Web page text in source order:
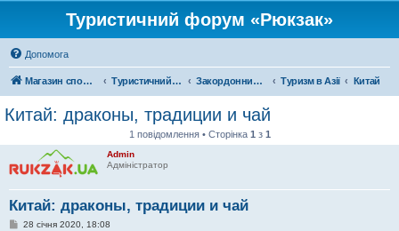
Туристичний форум «Рюкзак»
Допомога
Магазин спорядження Туристичний форум «Рюкзак» Закордонний туризм Туризм в Азії Китай
Китай: драконы, традиции и чай
1 повідомлення • Сторінка 1 з 1
Admin
Адміністратор
Китай: драконы, традиции и чай
П28 січня 2020, 18:08